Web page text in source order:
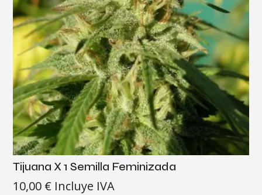
Tijuana X 1 Semilla Feminizada
10,00 € Incluye IVA